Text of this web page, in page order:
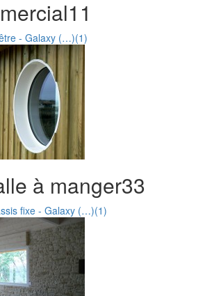
1 1
- Galaxy (…)(1)
à manger33
fixe - Galaxy (…)(1)